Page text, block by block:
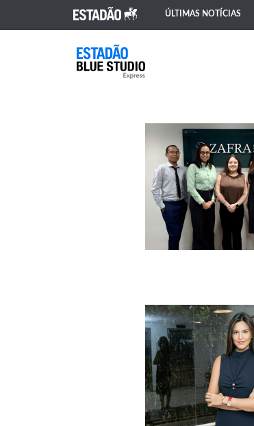
ÚLTIMAS NOTÍCIAS